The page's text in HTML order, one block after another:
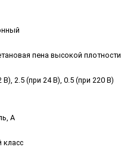
пена высокой плотности
В), 2.5 (при 24 В), 0.5 (при 220 В)
А
класс